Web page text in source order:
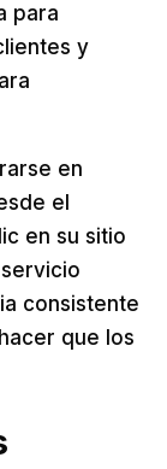
para
y
en
el
en su sitio
consistente
que los